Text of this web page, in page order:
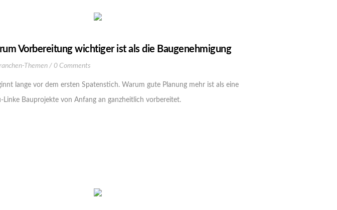
Vorbereitung wichtiger ist als die Baugenehmigung
Themen 0 Comments
lange vor dem ersten Spatenstich. Warum gute Planung mehr ist als eine
Linke Bauprojekte von Anfang an ganzheitlich vorbereitet.